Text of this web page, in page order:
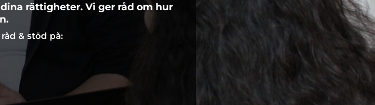
rättigheter. Vi ger råd om hur
& stöd på: